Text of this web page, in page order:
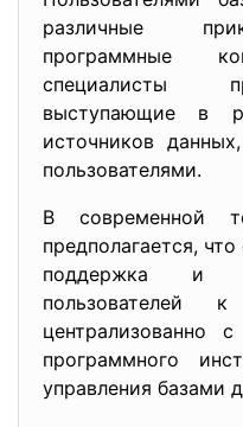
различные
программные
специалисты
выступающие в
источников
пользователями.
В современной
предполагается,
поддержка и
пользователей
централизованно
программного
управления базами